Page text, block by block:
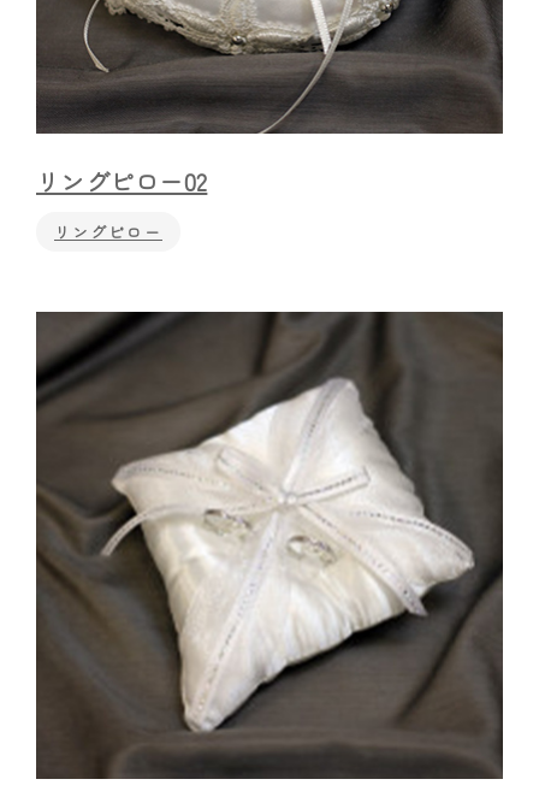
リングピロー02
リングピロー